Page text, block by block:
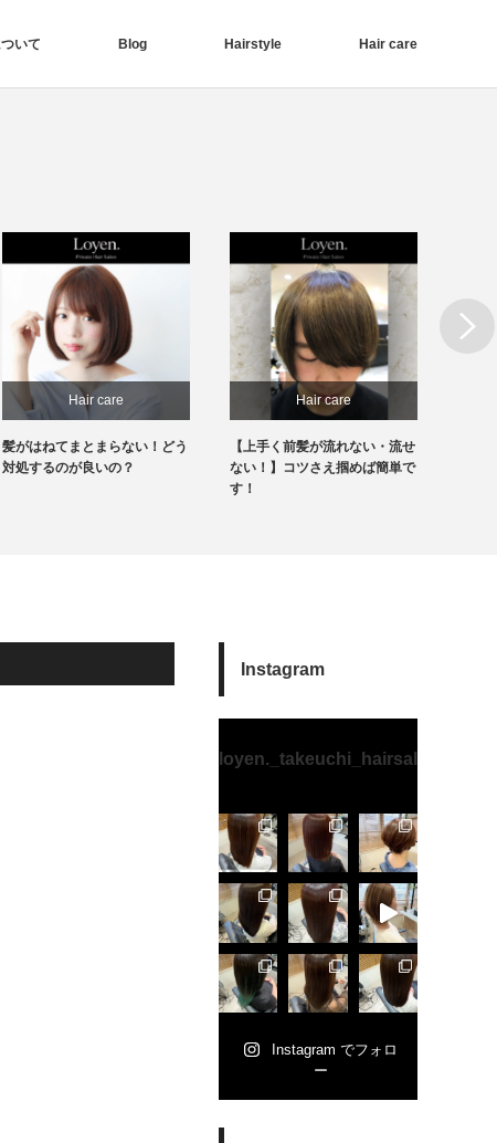
いて Blog Hairstyle Hair care
Hair care
髪がはねてまとまらない！どう
対処するのが良いの？
Hair care
【上手く前髪が流れない・流せ
ない！】コツさえ掴めば簡単で
す！
Next
Instagram
loyen._takeuchi_hairsalon
Instagram でフォロ
ー